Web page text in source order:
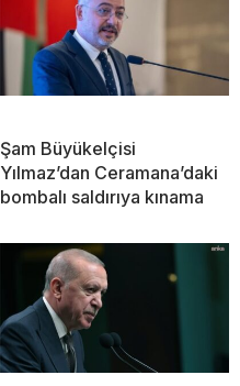
Şam Büyükelçisi
Yılmaz’dan Ceramana’daki
bombalı saldırıya kınama